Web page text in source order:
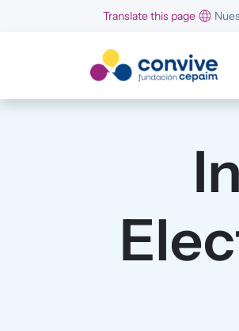
Pasar al contenido principal
Translate this page